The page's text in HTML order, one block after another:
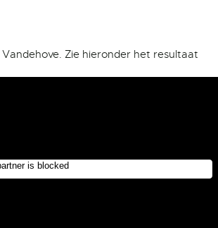
Zie hieronder het resultaat